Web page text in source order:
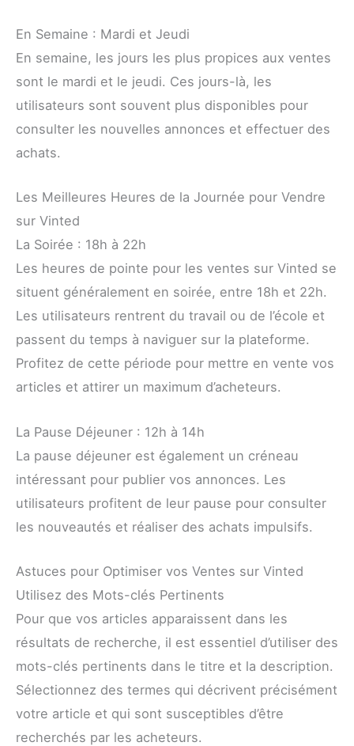
En Semaine : Mardi et Jeudi
En semaine, les jours les plus propices aux ventes
sont le mardi et le jeudi. Ces jours-là, les
utilisateurs sont souvent plus disponibles pour
consulter les nouvelles annonces et effectuer des
achats.
Les Meilleures Heures de la Journée pour Vendre
sur Vinted
La Soirée : 18h à 22h
Les heures de pointe pour les ventes sur Vinted se
situent généralement en soirée, entre 18h et 22h.
Les utilisateurs rentrent du travail ou de l’école et
passent du temps à naviguer sur la plateforme.
Profitez de cette période pour mettre en vente vos
articles et attirer un maximum d’acheteurs.
La Pause Déjeuner : 12h à 14h
La pause déjeuner est également un créneau
intéressant pour publier vos annonces. Les
utilisateurs profitent de leur pause pour consulter
les nouveautés et réaliser des achats impulsifs.
Astuces pour Optimiser vos Ventes sur Vinted
Utilisez des Mots-clés Pertinents
Pour que vos articles apparaissent dans les
résultats de recherche, il est essentiel d’utiliser des
mots-clés pertinents dans le titre et la description.
Sélectionnez des termes qui décrivent précisément
votre article et qui sont susceptibles d’être
recherchés par les acheteurs.